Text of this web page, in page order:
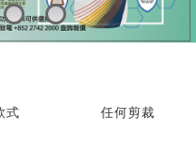
式 任何剪裁